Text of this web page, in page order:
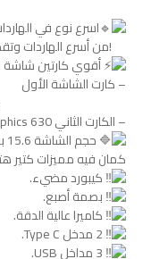
اسرع نوع في
SSD 1 Tera M.2 NVME من أسرع الهاردات وتقدر تركب حتى 4 هاردات!
أقوي كارتين شاشة
– كارت الشاشة الأول
– الكارت الثاني Intel® UHD Graphics 630.
حجم الشاشة 15.6 بوصة كبيرة من نوع IPs مريحة للعين والشغل.
كمان فيه مميزات كتير
كيبورد مضيء.
بصمة أصبع.
كاميرا عالية الدقة.